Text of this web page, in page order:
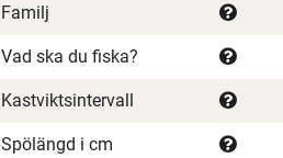
Familj
Vad ska du fiska?
Kastviktsintervall
Spölängd i cm